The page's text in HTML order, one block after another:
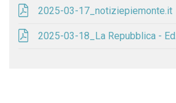
2025-03-17_notiziepiemonte.it
2025-03-18_La Repubblica -